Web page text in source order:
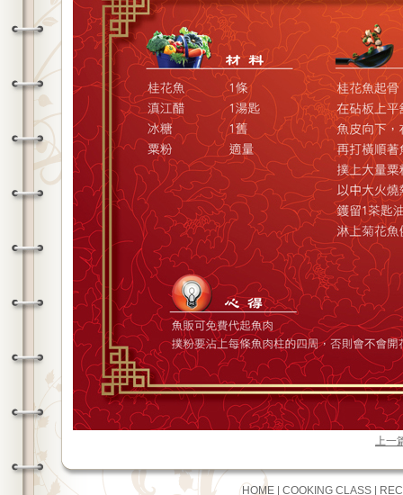
上一
HOME COOKING CLASS